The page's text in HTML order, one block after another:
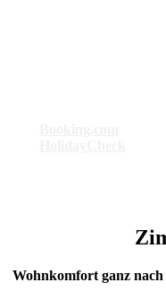
Wohnkomfort ganz